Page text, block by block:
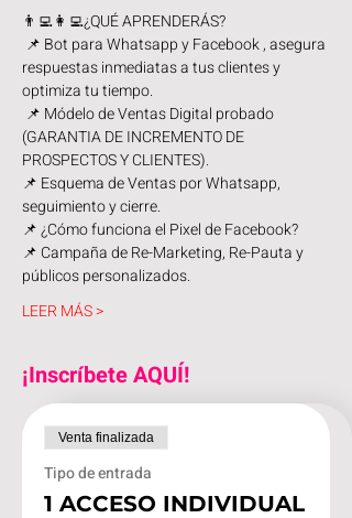
👨‍💻👩‍💻¿QUÉ APRENDERÁS?
📌 Bot para Whatsapp y Facebook , asegura
respuestas inmediatas a tus clientes y
optimiza tu tiempo.
📌 Módelo de Ventas Digital probado
(GARANTIA DE INCREMENTO DE
PROSPECTOS Y CLIENTES).
📌 Esquema de Ventas por Whatsapp,
seguimiento y cierre.
📌 ¿Cómo funciona el Pixel de Facebook?
📌 Campaña de Re-Marketing, Re-Pauta y
públicos personalizados.
LEER MÁS >
¡Inscríbete AQUÍ!
Venta finalizada
Tipo de entrada
1 ACCESO INDIVIDUAL